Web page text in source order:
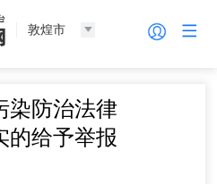
敦煌市
染防治法律
的给予举报